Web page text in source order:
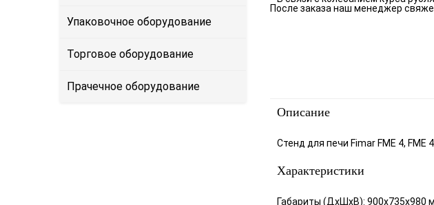
Упаковочное оборудование
Торговое оборудование
Прачечное оборудование
После заказа наш менеджер
Описание
​Стенд для печи Fimar FME 4, FME
Характеристики
Габариты (ДхШхВ): 900x735x980